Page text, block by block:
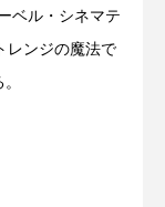
ベル・シネマテ
レンジの魔法で